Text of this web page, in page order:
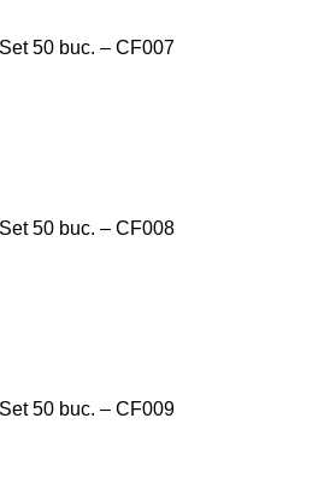
50 buc. – CF007
50 buc. – CF008
50 buc. – CF009